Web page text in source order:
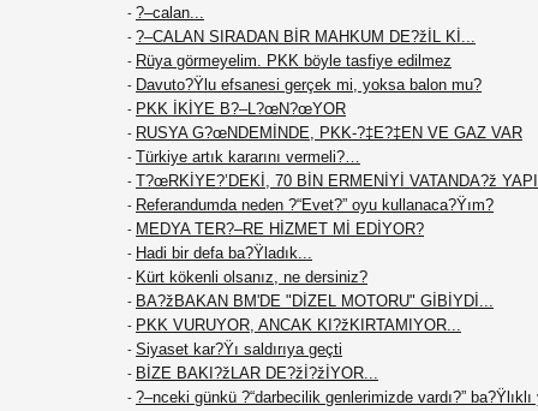
- ?–calan...
- ?–CALAN SIRADAN BİR MAHKUM DE?žİL Kİ...
- Rüya görmeyelim. PKK böyle tasfiye edilmez
- Davuto?Ÿlu efsanesi gerçek mi, yoksa balon mu?
- PKK İKİYE B?–L?œN?œYOR
- RUSYA G?œNDEMİNDE, PKK-?‡E?‡EN VE GAZ VAR
- Türkiye artık kararını vermeli?…
- T?œRKİYE?’DEKİ, 70 BİN ERMENİYİ VATANDA?ž
- Referandumda neden ?“Evet?” oyu kullanaca?Ÿım?
- MEDYA TER?–RE HİZMET Mİ EDİYOR?
- Hadi bir defa ba?Ÿladık...
- Kürt kökenli olsanız, ne dersiniz?
- BA?žBAKAN BM'DE "DİZEL MOTORU" GİBİYDİ...
- PKK VURUYOR, ANCAK KI?žKIRTAMIYOR...
- Siyaset kar?Ÿı saldırıya geçti
- BİZE BAKI?žLAR DE?žİ?žİYOR...
- ?–nceki günkü ?“darbecilik genlerimizde vardı?”